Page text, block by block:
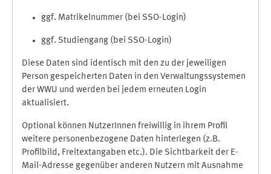
ggf. Matrikelnummer (bei SSO-Login)
ggf. Studiengang (bei SSO-Login)
Diese Daten sind identisch mit den zu der jeweiligen
Person gespeicherten Daten in den Verwaltungssystemen
der WWU und werden bei jedem erneuten Login
aktualisiert.
Optional können NutzerInnen freiwillig in ihrem Profil
weitere personenbezogene Daten hinterlegen (z.B.
Profilbild, Freitextangaben etc.). Die Sichtbarkeit der E-
Mail-Adresse gegenüber anderen Nutzern mit Ausnahme